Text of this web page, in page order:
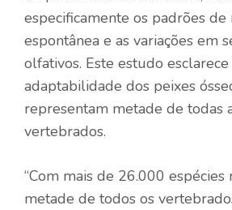
especificamente os padrões de
espontânea e as variações em
olfativos. Este estudo
adaptabilidade dos peixes
representam metade de todas
vertebrados.
“Com mais de 26.000
metade de todos os